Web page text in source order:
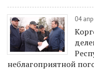
04
неблагоприятной